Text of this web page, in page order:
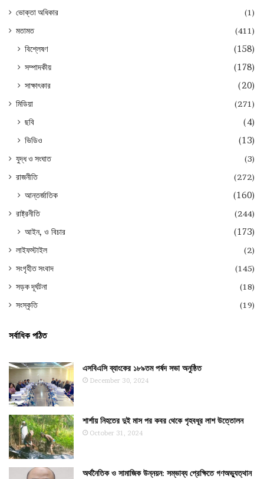
ভোক্তা অধিকার
(1)
মতামত
(411)
বিশ্লেষণ
(158)
সম্পাদকীয়
(178)
সাক্ষাৎকার
(20)
মিডিয়া (271)
ছবি
(4)
ভিডিও
(13)
যুদ্ধ ও সংঘাত
(3)
রাজনীতি
(272)
আন্তর্জাতিক (160)
রাষ্ট্রনীতি (244)
আইন, ও বিচার (173)
লাইফস্টাইল
(2)
সংগৃহীত সংবাদ
(145)
সড়ক দূর্ঘটনা
(18)
সংস্কৃতি
(19)
সর্বাধিক পঠিত
এসবিএসি ব্যাংকের ১৮৯তম পর্ষদ সভা অনুষ্ঠিত
December 30, 2024
শার্শায় নিহতের দুই মাস পর কবর থেকে গৃহবধূর লাশ উত্তোলন
October 31, 2024
অর্থনৈতিক ও সামাজিক উন্নয়ন: সম্ভাব্য প্রেক্ষিতে গণঅভ্যুত্থান